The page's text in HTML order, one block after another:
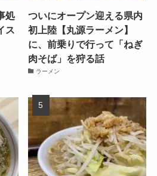
処
ス
ついにオープン迎える県内
初上陸【丸源ラーメン】
に、前乗りで行って「ねぎ
肉そば」を狩る話
ラーメン